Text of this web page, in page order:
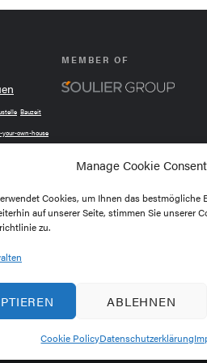
Manage Cookie Consent
Cookies, um Ihnen das bestmögliche
auf unserer Seite, stimmen Sie unserer
zu.
ABLEHNEN
Cookie PolicyDatenschutzerklärung
Bauzeit
own-house
Ready-to-
MEMBER OF
Datenschutzerklärung